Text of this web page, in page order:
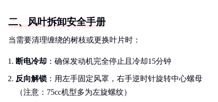
二、风叶拆卸安全手册
当需要清理缠绕的树枝或更换叶片时：
断电冷却 ：确保发动机完全停止且冷却15分钟
反向解锁 ：用左手固定风罩，右手逆时针旋转中心螺母
（注意：75cc机型多为左旋螺纹）